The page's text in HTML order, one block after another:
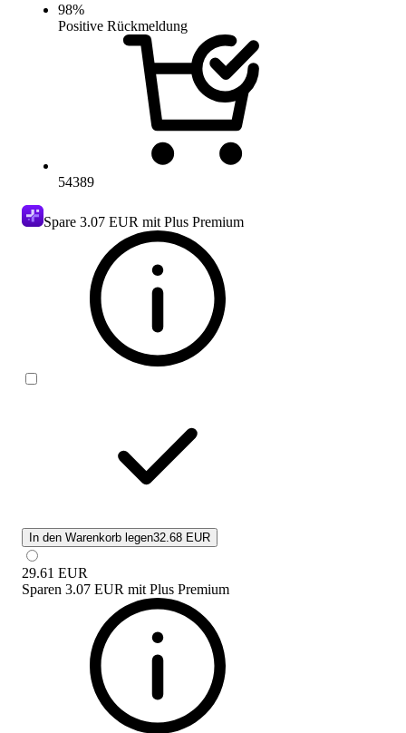
98%
Positive Rückmeldung
54389
Spare 3.07 EUR mit Plus Premium
In den Warenkorb legen32.68 EUR
29.61 EUR
Sparen 3.07 EUR mit Plus Premium